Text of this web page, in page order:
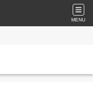
MENU